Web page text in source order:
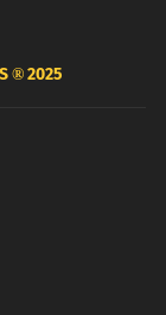
®2025